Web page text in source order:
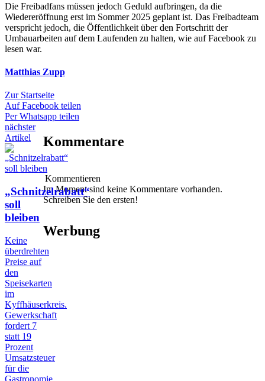
Die Freibadfans müssen jedoch Geduld aufbringen, da die
Wiedereröffnung erst im Sommer 2025 geplant ist. Das Freibadteam
verspricht jedoch, die Öffentlichkeit über den Fortschritt der
Umbauarbeiten auf dem Laufenden zu halten, wie auf Facebook zu
lesen war.
Matthias Zupp
Zur Startseite
Auf Facebook teilen
Per Whatsapp teilen
nächster
Artikel
„Schnitzelrabatt“
soll
bleiben
Keine
überdrehten
Preise auf
den
Speisekarten
im
Kyffhäuserkreis.
Gewerkschaft
fordert 7
statt 19
Prozent
Umsatzsteuer
für die
Gastronomie.
Kommentare
Kommentieren
Im Moment sind keine Kommentare vorhanden.
Schreiben Sie den ersten!
Werbung